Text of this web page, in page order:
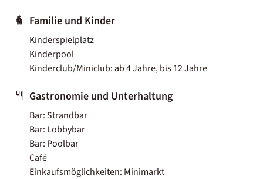
Familie und Kinder
Kinderspielplatz
Kinderpool
Kinderclub/Miniclub: ab 4 Jahre, bis 12 Jahre
Gastronomie und Unterhaltung
Bar: Strandbar
Bar: Lobbybar
Bar: Poolbar
Café
Einkaufsmöglichkeiten: Minimarkt